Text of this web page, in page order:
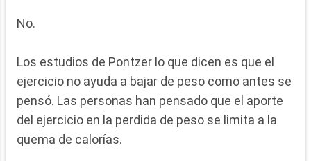
No.
Los estudios de Pontzer lo que dicen es que el
ejercicio no ayuda a bajar de peso como antes se
pensó. Las personas han pensado que el aporte
del ejercicio en la perdida de peso se limita a la
quema de calorías.